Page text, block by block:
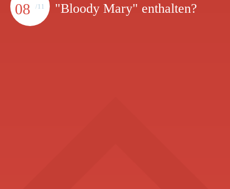
08 /11
"Bloody Mary" enthalten?